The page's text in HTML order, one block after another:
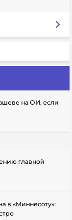
на ОИ, если
главной
в «Миннесоту»: